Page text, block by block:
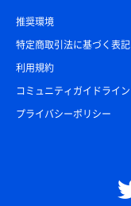
推奨環境
特定商取引法に基づく表記
利用規約
コミュニティガイドライン
プライバシーポリシー